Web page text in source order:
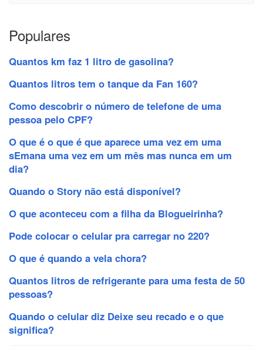
Populares
Quantos km faz 1 litro de gasolina?
Quantos litros tem o tanque da Fan 160?
Como descobrir o número de telefone de uma
pessoa pelo CPF?
O que é o que é que aparece uma vez em uma
sEmana uma vez em um mês mas nunca em um
dia?
Quando o Story não está disponível?
O que aconteceu com a filha da Blogueirinha?
Pode colocar o celular pra carregar no 220?
O que é quando a vela chora?
Quantos litros de refrigerante para uma festa de 50
pessoas?
Quando o celular diz Deixe seu recado e o que
significa?